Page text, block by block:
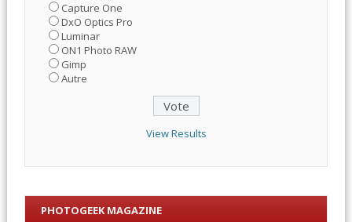
Capture One
DxO Optics Pro
Luminar
ON1 Photo RAW
Gimp
Autre
View Results
PHOTOGEEK MAGAZINE